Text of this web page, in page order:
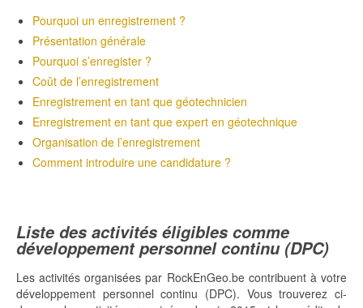
Pourquoi un enregistrement ?
Présentation générale
Pourquoi s’enregister ?
Coût de l’enregistrement
Enregistrement en tant que géotechnicien
Enregistrement en tant que expert en géotechnique
Organisation de l’enregistrement
Comment introduire une candidature ?
Liste des activités éligibles comme
développement personnel continu (DPC)
Les activités organisées par RockEnGeo.be contribuent à votre
développement personnel continu (DPC). Vous trouverez ci-